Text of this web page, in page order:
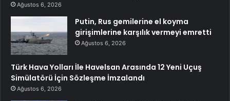
Ağustos 6, 2026
Putin, Rus gemilerine el koyma
girişimlerine karşılık vermeyi emretti
Ağustos 6, 2026
Türk Hava Yolları İle Havelsan Arasında 12 Yeni Uçuş
Simülatörü İçin Sözleşme İmzalandı
Ağustos 6, 2026